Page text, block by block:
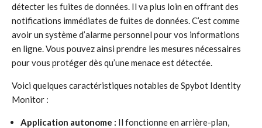
détecter les fuites de données. Il va plus loin en offrant des
notifications immédiates de fuites de données. C’est comme
avoir un système d’alarme personnel pour vos informations
en ligne. Vous pouvez ainsi prendre les mesures nécessaires
pour vous protéger dès qu’une menace est détectée.
Voici quelques caractéristiques notables de Spybot Identity
Monitor :
Application autonome : Il fonctionne en arrière-plan,